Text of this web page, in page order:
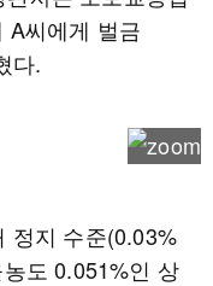
A씨에게 벌금
다.
정지 수준(0.03%
도 0.051%인 상